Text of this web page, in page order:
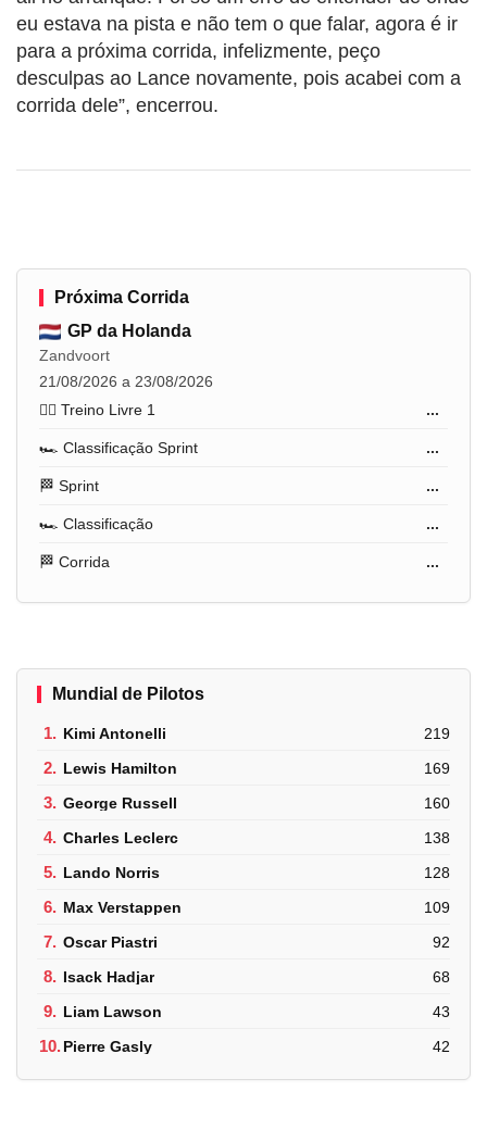
eu estava na pista e não tem o que falar, agora é ir
para a próxima corrida, infelizmente, peço
desculpas ao Lance novamente, pois acabei com a
corrida dele”, encerrou.
Próxima Corrida
GP da Holanda
Zandvoort
21/08/2026 a 23/08/2026
🏋️‍♂️ Treino Livre 1
...
🏎️ Classificação Sprint ...
🏁 Sprint ...
🏎️ Classificação ...
🏁 Corrida ...
Mundial de Pilotos
1. Kimi Antonelli 219
2. Lewis Hamilton 169
3. George Russell 160
4. Charles Leclerc 138
5. Lando Norris 128
6. Max Verstappen 109
7. Oscar Piastri 92
8. Isack Hadjar 68
9. Liam Lawson 43
10.Pierre Gasly 42